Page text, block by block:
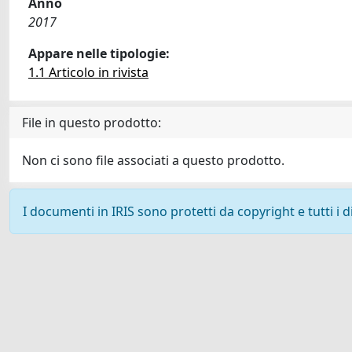
2017
Appare nelle tipologie:
1.1 Articolo in rivista
File in questo prodotto:
Non ci sono file associati a questo prodotto.
I documenti in IRIS sono protetti da copyright e tutti i